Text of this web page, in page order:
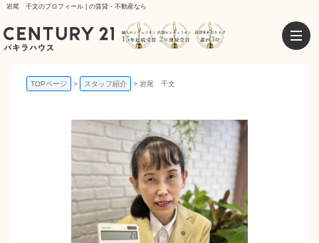
岩尾 千文のプロフィール | の賃貸・不動産なら
TOPページ スタッフ紹介 岩尾 千文